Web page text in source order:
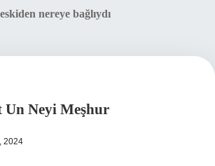
nereye bağlıydı
Un Neyi Meşhur
2024